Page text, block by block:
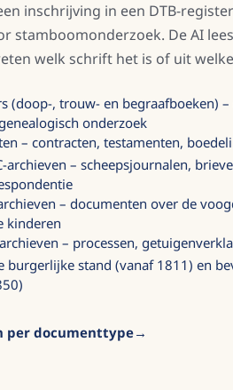
inschrijving in een DTB-
stamboomonderzoek. De AI
welk schrift het is of uit
(doop-, trouw- en begraafboeken)
onderzoek
– contracten, testamenten,
archieven – scheepsjournalen,
– documenten over de
kinderen
– processen,
burgerlijke stand (vanaf 1811) en
per documenttype